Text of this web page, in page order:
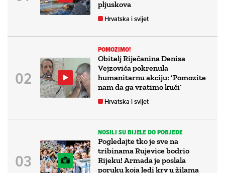
pljuskova
Hrvatska i svijet
POMOZIMO!
Obitelj Riječanina Denisa
Vejzovića pokrenula
humanitarnu akciju: ‘Pomozite
nam da ga vratimo kući’
Hrvatska i svijet
NOSILI SU BIJELE DO POBJEDE
Pogledajte tko je sve na
tribinama Rujevice bodrio
Rijeku! Armada je poslala
poruku koja ledi krv u žilama